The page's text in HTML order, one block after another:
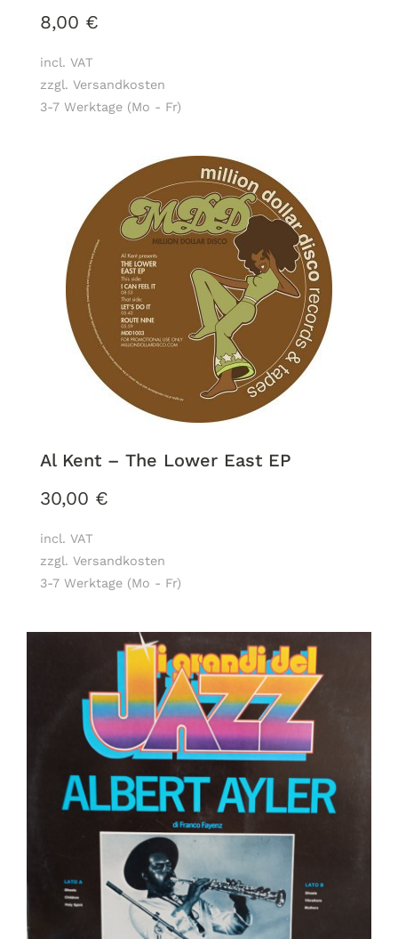
8,00 €
incl. VAT
zzgl. Versandkosten
3-7 Werktage (Mo - Fr)
Al Kent ‎– The Lower East EP
30,00 €
incl. VAT
zzgl. Versandkosten
3-7 Werktage (Mo - Fr)